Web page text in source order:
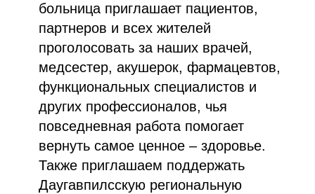
больница приглашает пациентов,
партнеров и всех жителей
проголосовать за наших врачей,
медсестер, акушерок, фармацевтов,
функциональных специалистов и
других профессионалов, чья
повседневная работа помогает
вернуть самое ценное – здоровье.
Также приглашаем поддержать
Даугавпилсскую региональную